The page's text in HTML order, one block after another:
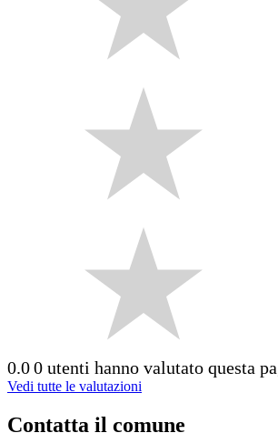
0.00 utenti hanno valutato questa
Vedi tutte le valutazioni
Contatta il comune